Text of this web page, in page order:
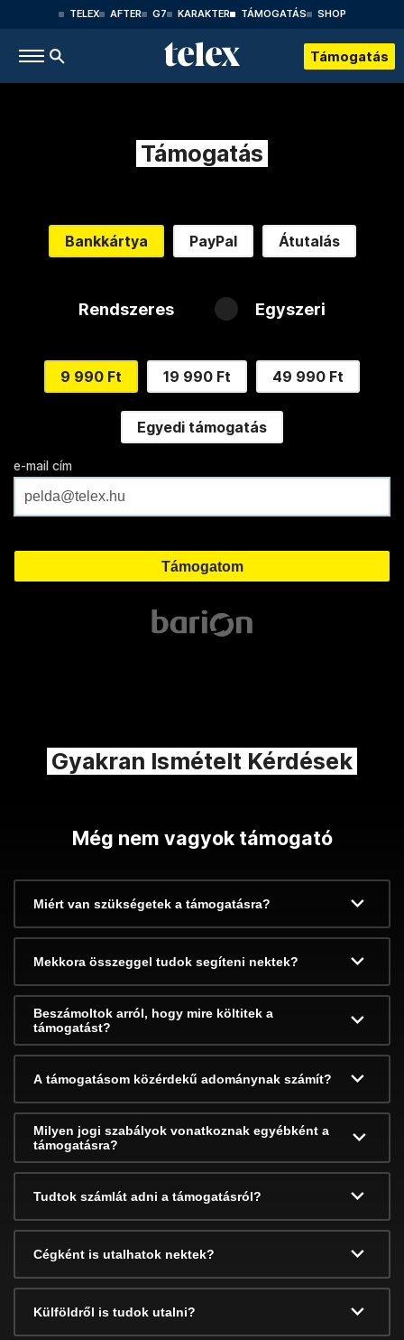
TELEX AFTER G7 KARAKTER TÁMOGATÁS SHOP
Támogatás
Támogatás
Bankkártya PayPal Átutalás
Rendszeres Egyszeri
9 990 Ft 19 990 Ft 49 990 Ft
Egyedi támogatás
e-mail cím
Gyakran Ismételt Kérdések
Még nem vagyok támogató
Miért van szükségetek a támogatásra?
Mekkora összeggel tudok segíteni nektek?
Beszámoltok arról, hogy mire költitek a
támogatást?
A támogatásom közérdekű adománynak számít?
Milyen jogi szabályok vonatkoznak egyébként a
támogatásra?
Tudtok számlát adni a támogatásról?
Cégként is utalhatok nektek?
Külföldről is tudok utalni?